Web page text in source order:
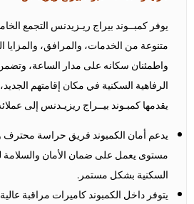
يوفر كمبــوند بيراج ريـزيدنس التجمع
متنوعة من الخدمات، والمرافق،
واطمئنان سكانه على مدار الساعة،
الرفاهية السكنية في مكان إقامتهم
يقدمها كمبـوند بيــراج ريزيـدنس إلى
يدعم أمان الكمبوند فريق حراسة
مستوى يعمل على ضمان الأمان والسلامة
السكنية بشكل مستمر.
يتوفر داخل الكمبوند كاميرات مراقبة